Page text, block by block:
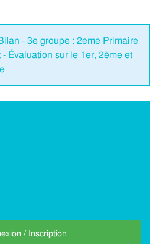
- 3e groupe : 2eme Primaire
- Évaluation sur le 1er, 2ème et
/ Inscription